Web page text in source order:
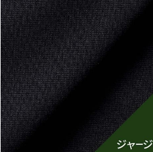
無地
柄無地
ストライプ
チェック
ブランド
ONLY
REDA
DRAGO